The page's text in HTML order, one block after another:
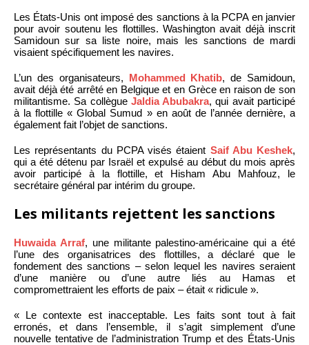
Les États-Unis ont imposé des sanctions à la PCPA en janvier
pour avoir soutenu les flottilles. Washington avait déjà inscrit
Samidoun sur sa liste noire, mais les sanctions de mardi
visaient spécifiquement les navires.
L’un des organisateurs, Mohammed Khatib, de Samidoun,
avait déjà été arrêté en Belgique et en Grèce en raison de son
militantisme. Sa collègue Jaldia Abubakra, qui avait participé
à la flottille « Global Sumud » en août de l’année dernière, a
également fait l’objet de sanctions.
Les représentants du PCPA visés étaient Saif Abu Keshek,
qui a été détenu par Israël et expulsé au début du mois après
avoir participé à la flottille, et Hisham Abu Mahfouz, le
secrétaire général par intérim du groupe.
Les militants rejettent les sanctions
Huwaida Arraf, une militante palestino-américaine qui a été
l’une des organisatrices des flottilles, a déclaré que le
fondement des sanctions – selon lequel les navires seraient
d’une manière ou d’une autre liés au Hamas et
compromettraient les efforts de paix – était « ridicule ».
« Le contexte est inacceptable. Les faits sont tout à fait
erronés, et dans l’ensemble, il s’agit simplement d’une
nouvelle tentative de l’administration Trump et des États-Unis